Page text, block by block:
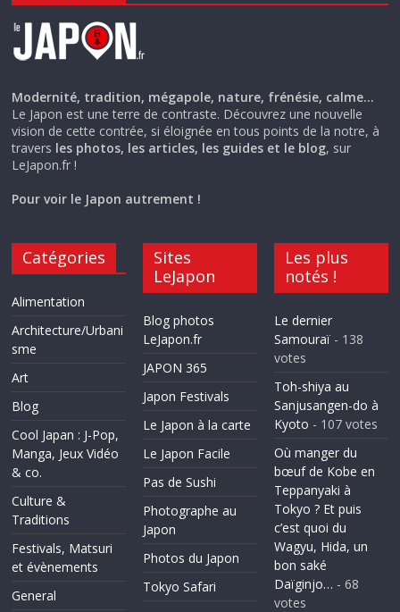
Modernité, tradition, mégapole, nature, frénésie, calme…
Le Japon est une terre de contraste. Découvrez une nouvelle
vision de cette contrée, si éloignée en tous points de la notre, à
travers les photos, les articles, les guides et le blog, sur
LeJapon.fr !
Pour voir le Japon autrement !
Catégories
Alimentation
Architecture/Urbani
sme
Art
Blog
Cool Japan : J-Pop,
Manga, Jeux Vidéo
& co.
Culture &
Traditions
Festivals, Matsuri
et évènements
General
Sites
LeJapon
Blog photos
LeJapon.fr
JAPON 365
Japon Festivals
Le Japon à la carte
Le Japon Facile
Pas de Sushi
Photographe au
Japon
Photos du Japon
Tokyo Safari
Les plus
notés !
Le dernier
Samouraï- 138
votes
Toh-shiya au
Sanjusangen-do à
Kyoto - 107 votes
Où manger du
bœuf de Kobe en
Teppanyaki à
Tokyo ? Et puis
c’est quoi du
Wagyu, Hida, un
bon saké
Daïginjo… - 68
votes